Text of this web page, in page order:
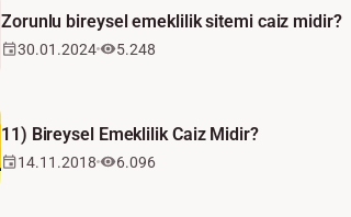
Zorunlu bireysel emeklilik sitemi caiz midir?
30.01.2024 5.248
11) Bireysel Emeklilik Caiz Midir?
14.11.2018 6.096